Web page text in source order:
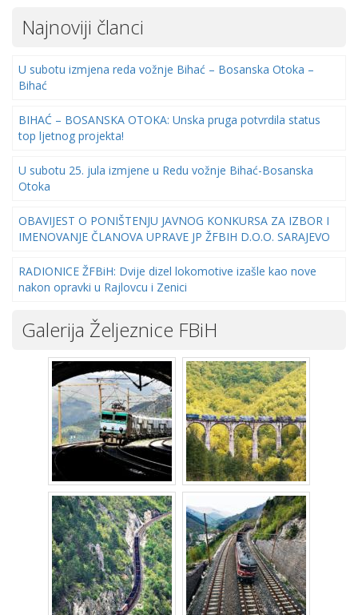
Najnoviji članci
U subotu izmjena reda vožnje Bihać – Bosanska Otoka –
Bihać
BIHAĆ – BOSANSKA OTOKA: Unska pruga potvrdila status
top ljetnog projekta!
U subotu 25. jula izmjene u Redu vožnje Bihać-Bosanska
Otoka
OBAVIJEST O PONIŠTENJU JAVNOG KONKURSA ZA IZBOR I
IMENOVANJE ČLANOVA UPRAVE JP ŽFBIH D.O.O. SARAJEVO
RADIONICE ŽFBiH: Dvije dizel lokomotive izašle kao nove
nakon opravki u Rajlovcu i Zenici
Galerija Željeznice FBiH